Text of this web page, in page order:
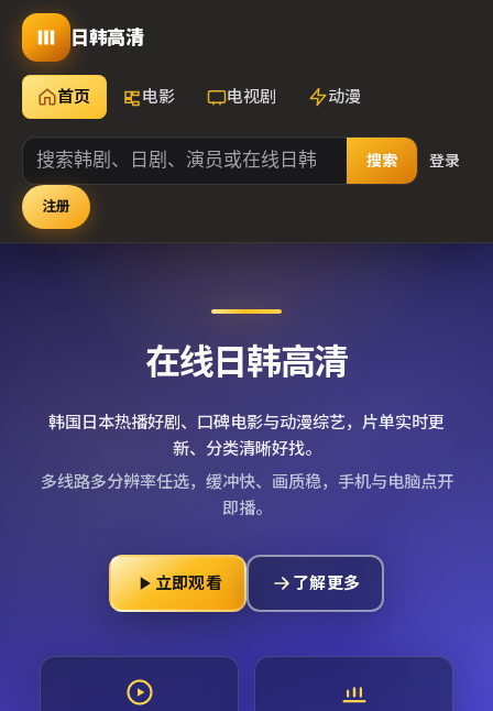
日韩高清
首页 电影 电视剧 动漫
搜索 登录
注册
在线日韩高清
韩国日本热播好剧、口碑电影与动漫综艺，片单实时更
新、分类清晰好找。
多线路多分辨率任选，缓冲快、画质稳，手机与电脑点开
即播。
立即观看 了解更多